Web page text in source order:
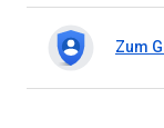
Zum